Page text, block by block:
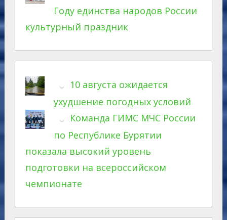
Году единства народов России
культурный праздник
10 августа ожидается
ухудшение погодных условий
Команда ГИМС МЧС России
по Республике Бурятии
показала высокий уровень
подготовки на всероссийском
чемпионате